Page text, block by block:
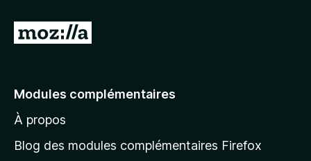
A
e
à
l
Modules complémentaires
À propos
Blog des modules complémentaires Firefox